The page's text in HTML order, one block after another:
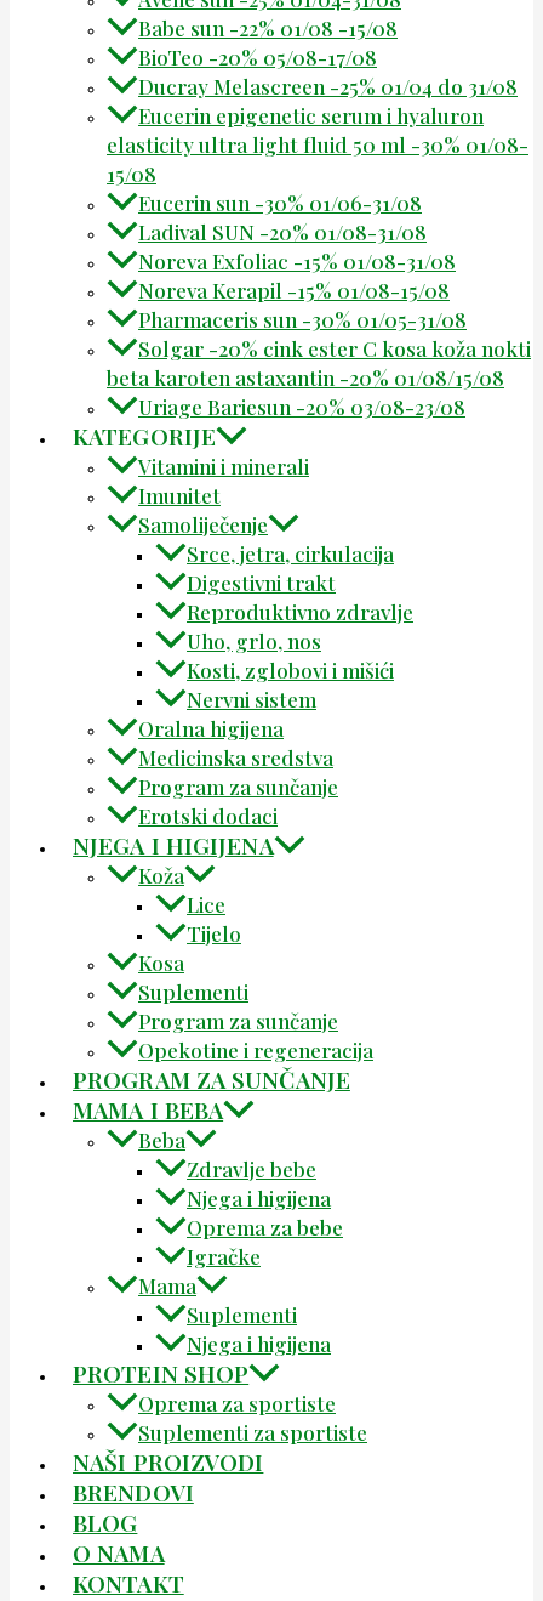
Babe sun -22% 01/08 -15/08
BioTeo -20% 05/08-17/08
Ducray Melascreen -25% 01/04 do 31/08
Eucerin epigenetic serum i hyaluron
elasticity ultra light fluid 50 ml -30% 01/08-
15/08
Eucerin sun -30% 01/06-31/08
Ladival SUN -20% 01/08-31/08
Noreva Exfoliac -15% 01/08-31/08
Noreva Kerapil -15% 01/08-15/08
Pharmaceris sun -30% 01/05-31/08
Solgar -20% cink ester C kosa koža nokti
beta karoten astaxantin -20% 01/08/15/08
Uriage Bariesun -20% 03/08-23/08
KATEGORIJE
Vitamini i minerali
Imunitet
Samoliječenje
Srce, jetra, cirkulacija
Digestivni trakt
Reproduktivno zdravlje
Uho, grlo, nos
Kosti, zglobovi i mišići
Nervni sistem
Oralna higijena
Medicinska sredstva
Program za sunčanje
Erotski dodaci
NJEGA I HIGIJENA
Koža
Lice
Tijelo
Kosa
Suplementi
Program za sunčanje
Opekotine i regeneracija
PROGRAM ZA SUNČANJE
MAMA I BEBA
Beba
Zdravlje bebe
Njega i higijena
Oprema za bebe
Igračke
Mama
Suplementi
Njega i higijena
PROTEIN SHOP
Oprema za sportiste
Suplementi za sportiste
NAŠI PROIZVODI
BRENDOVI
BLOG
O NAMA
KONTAKT